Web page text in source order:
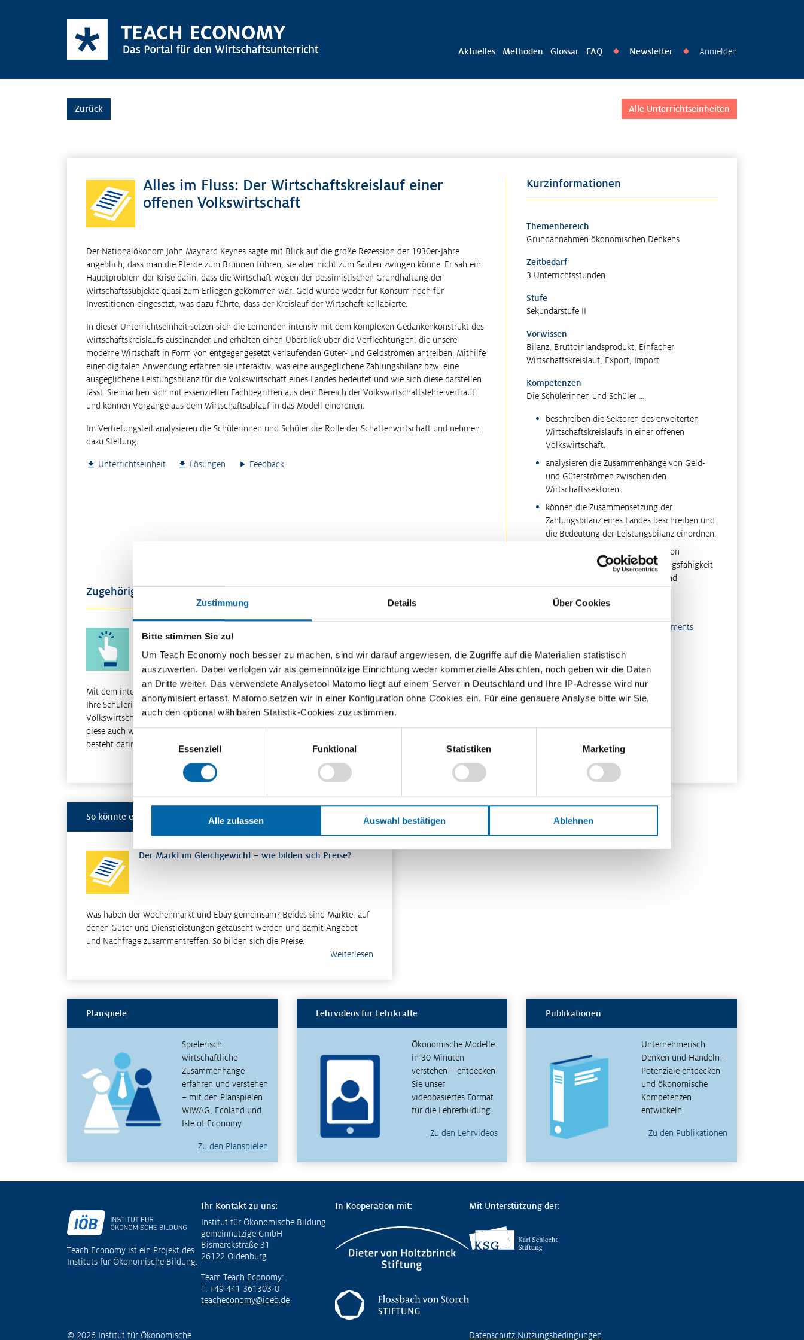
Zustimmung Details Über Cookies
Bitte stimmen Sie zu!
Um Teach Economy noch besser zu machen, sind wir darauf angewiesen, die Zugriffe auf die Materialien statistisch
auszuwerten. Dabei verfolgen wir als gemeinnützige Einrichtung weder kommerzielle Absichten, noch geben wir die Daten
an Dritte weiter. Das verwendete Analysetool Matomo liegt auf einem Server in Deutschland und Ihre IP-Adresse wird nur
anonymisiert erfasst. Matomo setzen wir in einer Konfiguration ohne Cookies ein. Für eine genauere Analyse bitte wir Sie,
auch den optional wählbaren Statistik-Cookies zuzustimmen.
Einwilligungsauswahl
Essenziell
Funktional Statistiken Marketing
Ablehnen
Auswahl bestätigen
Alle zulassen
Aktuelles Methoden Glossar FAQ ◆ Newsletter ◆ Anmelden
Zurück Alle Unterrichtseinheiten
Alles im Fluss: Der Wirtschaftskreislauf einer
offenen Volkswirtschaft
Der Nationalökonom John Maynard Keynes sagte mit Blick auf die große Rezession der 1930er-Jahre
angeblich, dass man die Pferde zum Brunnen führen, sie aber nicht zum Saufen zwingen könne. Er sah ein
Hauptproblem der Krise darin, dass die Wirtschaft wegen der pessimistischen Grundhaltung der
Wirtschaftssubjekte quasi zum Erliegen gekommen war. Geld wurde weder für Konsum noch für
Investitionen eingesetzt, was dazu führte, dass der Kreislauf der Wirtschaft kollabierte.
In dieser Unterrichtseinheit setzen sich die Lernenden intensiv mit dem komplexen Gedankenkonstrukt des
Wirtschaftskreislaufs auseinander und erhalten einen Überblick über die Verflechtungen, die unsere
moderne Wirtschaft in Form von entgegengesetzt verlaufenden Güter- und Geldströmen antreiben. Mithilfe
einer digitalen Anwendung erfahren sie interaktiv, was eine ausgeglichene Zahlungsbilanz bzw. eine
ausgeglichene Leistungsbilanz für die Volkswirtschaft eines Landes bedeutet und wie sich diese darstellen
lässt. Sie machen sich mit essenziellen Fachbegriffen aus dem Bereich der Volkswirtschaftslehre vertraut
und können Vorgänge aus dem Wirtschaftsablauf in das Modell einordnen.
Im Vertiefungsteil analysieren die Schülerinnen und Schüler die Rolle der Schattenwirtschaft und nehmen
dazu Stellung.
Unterrichtseinheit Lösungen Feedback
Zugehöriges Material
Wirtschaftskreislauf interaktiv
Mit dem interaktiven Wirtschaftskreislauf lenken
Ihre Schülerinnen und Schüler unsere
Volkswirtschaft und müssen sicherstellen, dass
diese auch wirklich funktioniert. Ihre Aufgabe
besteht darin, die …
Mit dem Teach Economy Wirtschaftsquiz können
Sie das Wissen Ihrer Klassen testen. Der Spielanreiz
ist groß. Denn Ihre Schülerinnen und Schüler
sammeln nicht nur Punkte für sich selbst, sondern
treten…
Kurzinformationen
Themenbereich
Grundannahmen ökonomischen Denkens
Zeitbedarf
3 Unterrichtsstunden
Stufe
Sekundarstufe II
Vorwissen
Bilanz, Bruttoinlandsprodukt, Einfacher
Wirtschaftskreislauf, Export, Import
Kompetenzen
Die Schülerinnen und Schüler …
beschreiben die Sektoren des erweiterten
Wirtschaftskreislaufs in einer offenen
Volkswirtschaft.
analysieren die Zusammenhänge von Geld-
und Güterströmen zwischen den
Wirtschaftssektoren.
können die Zusammensetzung der
Zahlungsbilanz eines Landes beschreiben und
die Bedeutung der Leistungsbilanz einordnen.
können die Risiken der Existenz von
Schattenwirtschaft für die Leistungsfähigkeit
einer Volkswirtschaft erläutern und
Verfassen eines Statements
Format
Schlagwörter
Exporte, Importe,Leistungsbilanz
So könnte es weitergehen
Der Markt im Gleichgewicht – wie bilden sich Preise?
Was haben der Wochenmarkt und Ebay gemeinsam? Beides sind Märkte, auf
denen Güter und Dienstleistungen getauscht werden und damit Angebot
und Nachfrage zusammentreffen. So bilden sich die Preise.
Weiterlesen
Planspiele
Spielerisch
wirtschaftliche
Zusammenhänge
erfahren und verstehen
– mit den Planspielen
WIWAG, Ecoland und
Isle of Economy
Zu den Planspielen
Lehrvideos für Lehrkräfte
Ökonomische Modelle
in 30 Minuten
verstehen – entdecken
Sie unser
videobasiertes Format
für die Lehrerbildung
Zu den Lehrvideos
Publikationen
Unternehmerisch
Denken und Handeln –
Potenziale entdecken
und ökonomische
Kompetenzen
entwickeln
Zu den Publikationen
Fußzeile
Teach Economy ist ein Projekt des
Instituts für Ökonomische Bildung.
Ihr Kontakt zu uns:
Institut für Ökonomische Bildung
gemeinnützige GmbH
Bismarckstraße 31
26122 Oldenburg
Team Teach Economy:
T. +49 441 361303-0
teacheconomy@ioeb.de
In Kooperation mit: Mit Unterstützung der:
© 2026 Institut für Ökonomische Datenschutz Nutzungsbedingungen